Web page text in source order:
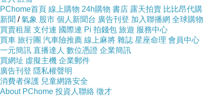
PChome首頁 線上購物 24h購物 書店 露天拍賣 比比昂代購
新聞 /氣象 股市 個人新聞台 廣告刊登 加入聯播網 全球購物
買賣租屋 支付連 國際連 Pi 拍錢包 旅遊 服務中心
買車 旅行團 汽車險推薦 線上麻將 雜誌 星座命理 會員中心
一元簡訊 直播達人 數位憑證 企業簡訊
買網址 虛擬主機 企業郵件
廣告刊登 隱私權聲明
消費者保護 兒童網路安全
About PChome 投資人聯絡 徵才